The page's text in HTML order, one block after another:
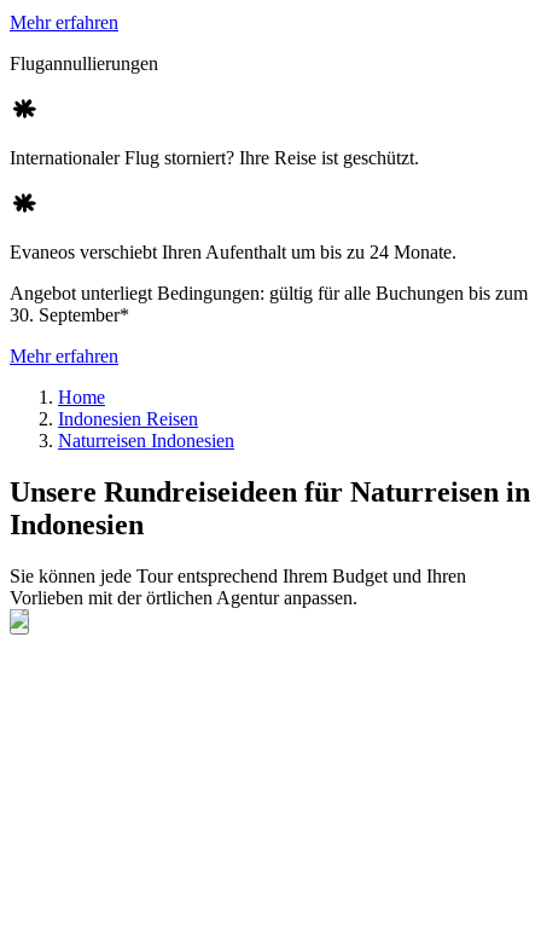
Mehr erfahren
Flugannullierungen
Internationaler Flug storniert? Ihre Reise ist geschützt.
Evaneos verschiebt Ihren Aufenthalt um bis zu 24 Monate.
Angebot unterliegt Bedingungen: gültig für alle Buchungen bis zum
30. September*
Mehr erfahren
Home
Indonesien Reisen
Naturreisen Indonesien
Unsere Rundreiseideen für Naturreisen in
Indonesien
Sie können jede Tour entsprechend Ihrem Budget und Ihren
Vorlieben mit der örtlichen Agentur anpassen.